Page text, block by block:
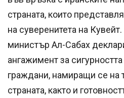
страната, които
на суверенитета на
министър Ал-Сабах
ангажимент за
граждани, намиращи се на
страната, както и